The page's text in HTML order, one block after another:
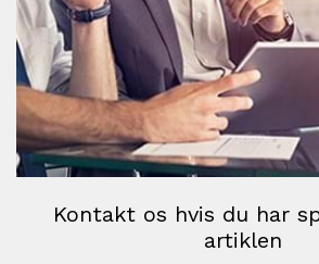
Kontakt os hvis du har
artiklen